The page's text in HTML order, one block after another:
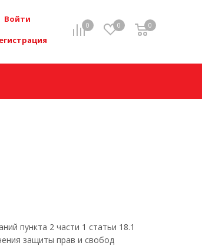
0 0 0
Войти
пункта 2 части 1 статьи 18.1
защиты прав и свобод